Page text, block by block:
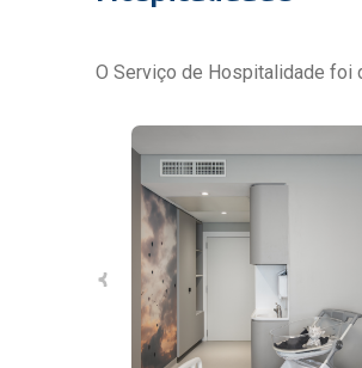
O Serviço de Hospitalidade foi